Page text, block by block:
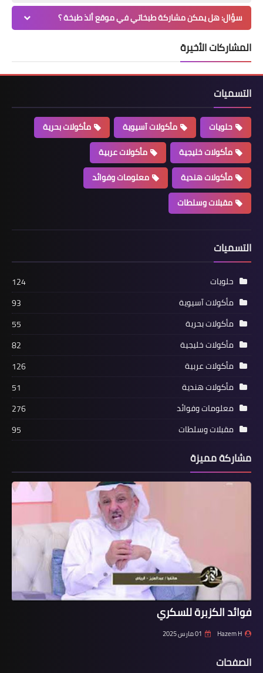
سؤال: هل يمكن مشاركة طبخاتي في موقع ألذ طبخة ؟
المشاركات الأخيرة
التسميات
حلويات مأكولات آسيوية
مأكولات بحرية
مأكولات خليجية
مأكولات عربية
مأكولات هندية
معلومات وفوائد
مقبلات وسلطات
التسميات
حلويات
124
مأكولات آسيوية
93
مأكولات بحرية
55
مأكولات خليجية
82
مأكولات عربية
126
مأكولات هندية
51
معلومات وفوائد
276
مقبلات وسلطات
95
مشاركة مميزة
فوائد الكزبرة للسكري
Hazem H 01 مارس 2025
الصفحات